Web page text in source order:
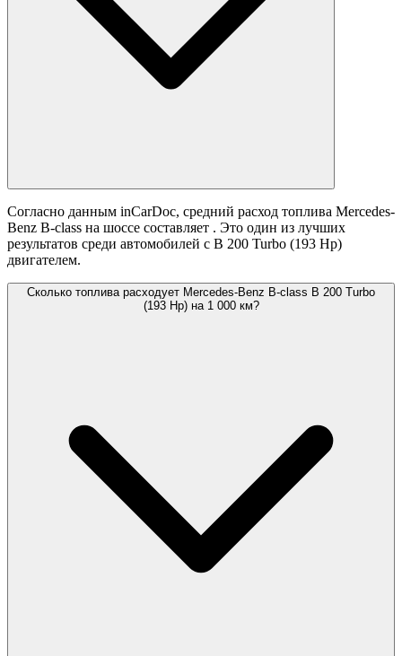
Согласно данным inCarDoc, средний расход топлива Mercedes-
Benz B-class на шоссе составляет . Это один из лучших
результатов среди автомобилей с B 200 Turbo (193 Hp)
двигателем.
Сколько топлива расходует Mercedes-Benz B-class B 200 Turbo
(193 Hp) на 1 000 км?